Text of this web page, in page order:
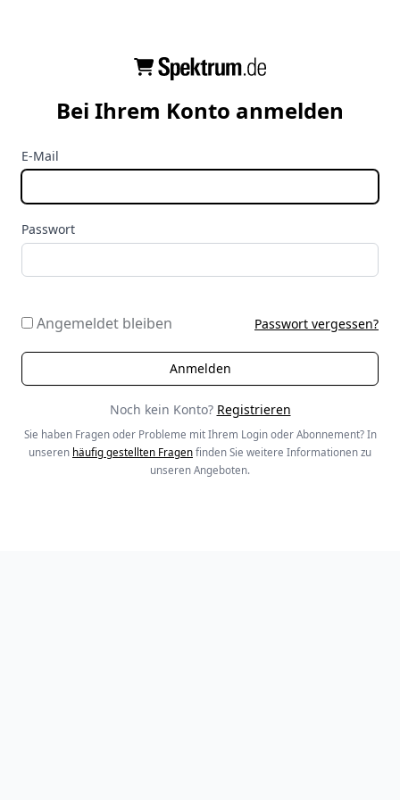
Bei Ihrem Konto anmelden
E-Mail
Passwort
Angemeldet bleiben Passwort vergessen?
Noch kein Konto? Registrieren
Sie haben Fragen oder Probleme mit Ihrem Login oder Abonnement? In
unseren häufig gestellten Fragen finden Sie weitere Informationen zu
unseren Angeboten.